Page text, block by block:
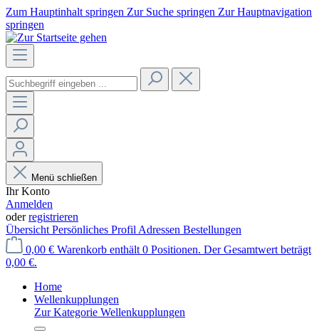
Zum Hauptinhalt springen Zur Suche springen Zur Hauptnavigation
springen
Menü schließen
Ihr Konto
Anmelden
oderregistrieren
Übersicht Persönliches Profil Adressen Bestellungen
0,00 € Warenkorb enthält 0 Positionen. Der Gesamtwert beträgt
0,00 €.
Home
Wellenkupplungen
Zur Kategorie Wellenkupplungen